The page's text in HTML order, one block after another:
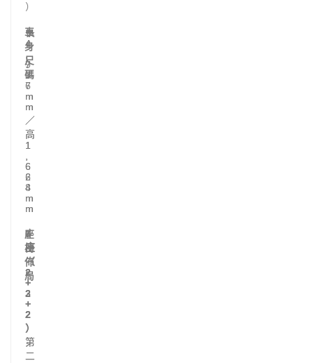
）
車
身
尺
碼
長
4
,
9
7
6
m
m
／
高
1
,
6
6
8
m
m
長
4
,
7
9
7
m
m
／
高
1
,
6
2
4
m
m
座
椅
佈
局
6
座
（
2
+
2
+
2
）
第
二
7
座
（
2
+
3
+
2
）
第
二